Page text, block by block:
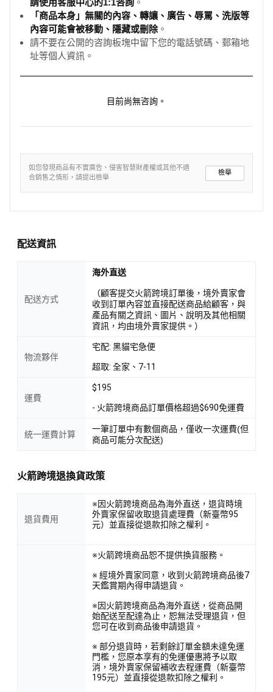
請使用客服中心的1:1咨詢 。
「商品本身」無關的內容、轉讓、廣告、辱罵、洗版等
內容可能會被移動、隱藏或刪除。
請不要在公開的咨詢板塊中留下您的電話號碼、郵箱地
址等個人資訊。
目前尚無咨詢。
如您發現商品有不實廣告、侵害智慧財產權或其他不適
合銷售之情形，請提出檢舉
檢舉
配送資訊
配送方式
海外直送
（顧客提交火箭跨境訂單後，境外賣家會
收到訂單內容並直接配送商品給顧客，與
產品有關之資訊、圖片、說明及其他相關
資訊，均由境外賣家提供。）
物流夥伴
宅配: 黑貓宅急便
超取: 全家、7-11
運費
$195
- 火箭跨境商品訂單價格超過$690免運費
統一運費計算
一筆訂單中有數個商品，僅收一次運費(但
商品可能分次配送)
火箭跨境退換貨政策
退貨費用
※因火箭跨境商品為海外直送，退貨時境
外賣家保留收取退貨處理費（新臺幣95
元）並直接從退款扣除之權利。
※火箭跨境商品恕不提供換貨服務。
※ 經境外賣家同意，收到火箭跨境商品後7
天鑑賞期內得申請退貨。
※因火箭跨境商品為海外直送，從商品開
始配送至配達為止，恕無法受理退貨，但
您可在收到商品後申請退貨。
※ 部分退貨時，若剩餘訂單金額未達免運
門檻，您原本享有的免運優惠將予以取
消，境外賣家保留補收去程運費（新臺幣
195元）並直接從退款扣除之權利。